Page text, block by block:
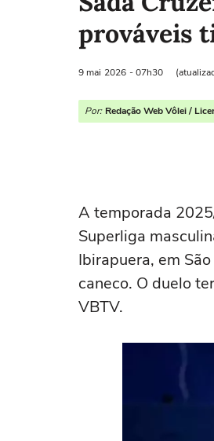
prováveis
9 mai 2026 - 07h30
Por: Redação Web Vôlei /
A temporada
Superliga
Ibirapuera, em
caneco. O duelo
VBTV.